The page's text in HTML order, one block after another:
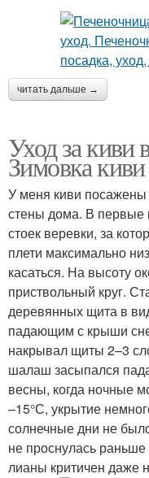
читать дальше →
Уход за киви
Зимовка
У меня киви
стены дома. В первые
стоек веревки, за
плети максимально
касаться. На высоту
приствольный круг.
деревянных щита в
падающим с крыши
накрывал щиты 2–3
шалаш засыпался
весны, когда ночные
–15°С, укрытие
солнечные дни не
не проснулась
лианы критичен даже